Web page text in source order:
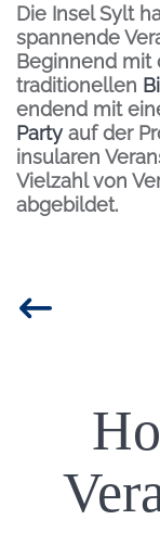
Einleitung
Die Insel Sylt
spannende
Beginnend mit
traditionellen
endend mit
Partyauf der
insularen
Vielzahl von
abgebildet.
Bild